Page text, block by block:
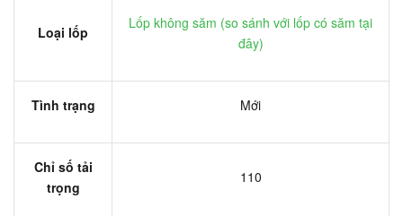
Loại lốp
Lốp không săm (so sánh với lốp có săm tại
đây)
Tình trạng Mới
Chỉ số tải
trọng
110